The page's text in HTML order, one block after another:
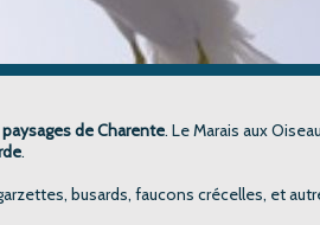
paysages de Charente. Le Marais aux
.
busards, faucons crécelles, et